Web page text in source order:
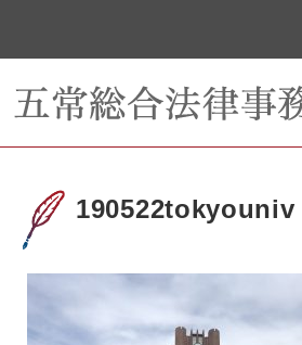
190522tokyouniv